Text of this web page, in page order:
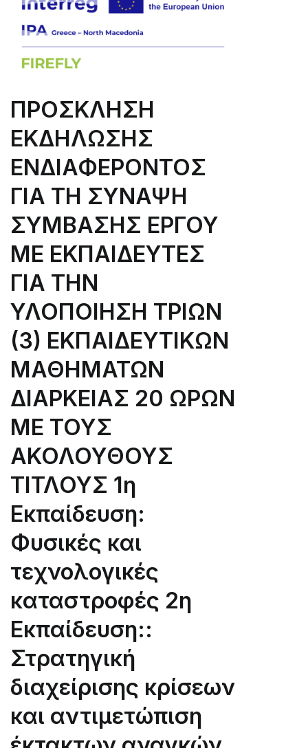
POSITION
THE
FOR
FIREFLY
AND
FINANCIAL
ΠΡΟΣΚΛΗΣΗ
ΕΚΔΗΛΩΣΗΣ
ΕΝΔΙΑΦΕΡΟΝΤΟΣ
ΓΙΑ ΤΗ ΣΥΝΑΨΗ
ΣΥΜΒΑΣΗΣ ΕΡΓΟΥ
ΜΕ ΕΚΠΑΙΔΕΥΤΕΣ
ΓΙΑ ΤΗΝ
ΥΛΟΠΟΙΗΣΗ ΤΡΙΩΝ
(3) ΕΚΠΑΙΔΕΥΤΙΚΩΝ
ΜΑΘΗΜΑΤΩΝ
ΔΙΑΡΚΕΙΑΣ 20 ΩΡΩΝ
ΜΕ ΤΟΥΣ
ΑΚΟΛΟΥΘΟΥΣ
ΤΙΤΛΟΥΣ 1η
Εκπαίδευση:
Φυσικές και
τεχνολογικές
καταστροφές 2η
Εκπαίδευση::
Στρατηγική
διαχείρισης κρίσεων
και αντιμετώπιση